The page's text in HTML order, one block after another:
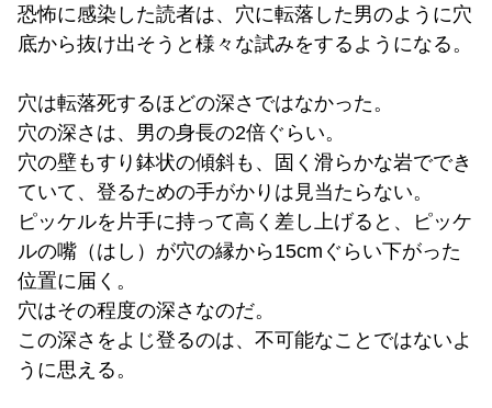
恐怖に感染した読者は、穴に転落した男のように穴
底から抜け出そうと様々な試みをするようになる。
穴は転落死するほどの深さではなかった。
穴の深さは、男の身長の2倍ぐらい。
穴の壁もすり鉢状の傾斜も、固く滑らかな岩ででき
ていて、登るための手がかりは見当たらない。
ピッケルを片手に持って高く差し上げると、ピッケ
ルの嘴（はし）が穴の縁から15cmぐらい下がった
位置に届く。
穴はその程度の深さなのだ。
この深さをよじ登るのは、不可能なことではないよ
うに思える。